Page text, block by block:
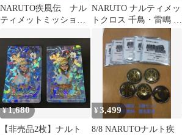
NARUTO疾風伝 ナル
ティメットミッショ
プロモ 2枚
NARUTO ナルティメッ
トクロス 千鳥・雷鳴 サ
スケ プロモ トレカ 非
売品
¥1,680
【非売品2枚】ナルト
¥3,499
8/8 NARUTOナルト疾